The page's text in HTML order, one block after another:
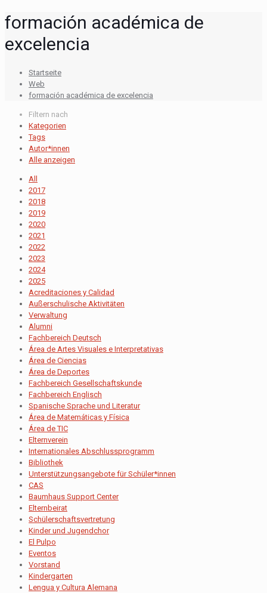
formación académica de
excelencia
Startseite
Web
formación académica de excelencia
Filtern nach
Kategorien
Tags
Autor*innen
Alle anzeigen
All
2017
2018
2019
2020
2021
2022
2023
2024
2025
Acreditaciones y Calidad
Außerschulische Aktivitäten
Verwaltung
Alumni
Fachbereich Deutsch
Área de Artes Visuales e Interpretativas
Área de Ciencias
Área de Deportes
Fachbereich Gesellschaftskunde
Fachbereich Englisch
Spanische Sprache und Literatur
Área de Matemáticas y Física
Área de TIC
Elternverein
Internationales Abschlussprogramm
Bibliothek
Unterstützungsangebote für Schüler*innen
CAS
Baumhaus Support Center
Elternbeirat
Schülerschaftsvertretung
Kinder und Jugendchor
El Pulpo
Eventos
Vorstand
Kindergarten
Lengua y Cultura Alemana